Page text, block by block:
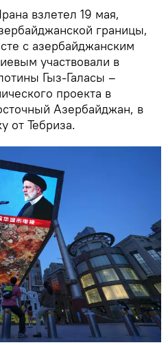
взлетел 19 мая,
границы,
с азербайджанским
участвовали в
Гыз-Галасы –
проекта в
Азербайджан, в
от Тебриза.